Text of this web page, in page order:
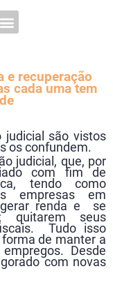
e recuperação
cada uma tem
judicial são vistos
os confundem.
judicial, que, por
com fim de
tendo como
empresas em
renda e se
; quitarem seus
Tudo isso
de manter a
Desde
com novas